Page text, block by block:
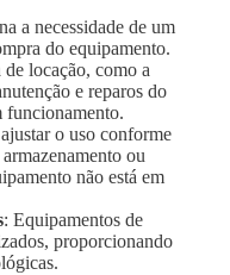
a necessidade de um
do equipamento.
de locação, como a
e reparos do
funcionamento.
o uso conforme
ou
não está em
: Equipamentos de
proporcionando